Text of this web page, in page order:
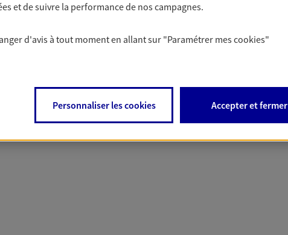
et de suivre la performance de nos campagnes.
d'avis à tout moment en allant sur "Paramétrer mescookies"
Personnaliser les cookies Accepter et fermer